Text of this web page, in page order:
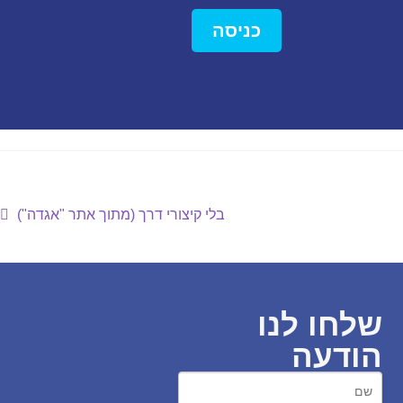
כניסה
בלי קיצורי דרך (מתוך אתר "אגדה")
שלחו לנו
הודעה